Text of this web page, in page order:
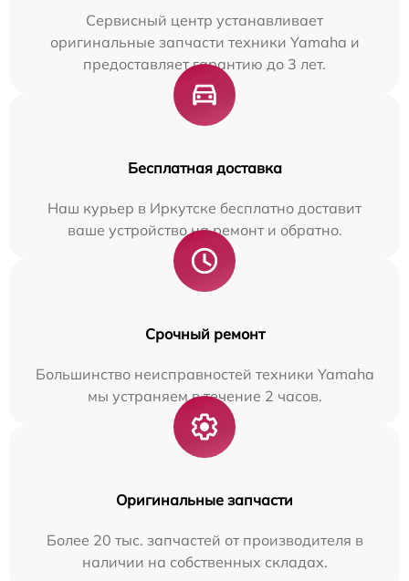
Сервисный центр устанавливает
оригинальные запчасти техники Yamaha и
предоставляет гарантию до 3 лет.
Бесплатная доставка
Наш курьер в Иркутске бесплатно доставит
ваше устройство на ремонт и обратно.
Срочный ремонт
Большинство неисправностей техники Yamaha
мы устраняем в течение 2 часов.
Оригинальные запчасти
Более 20 тыс. запчастей от производителя в
наличии на собственных складах.